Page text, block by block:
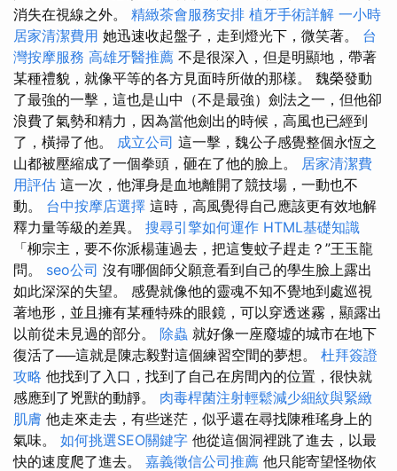
消失在視線之外。 精緻茶會服務安排 植牙手術詳解 一小時
居家清潔費用 她迅速收起盤子，走到燈光下，微笑著。 台
灣按摩服務 高雄牙醫推薦 不是很深入，但是明顯地，帶著
某種禮貌，就像平等的各方見面時所做的那樣。 魏榮發動
了最強的一擊，這也是山中（不是最強）劍法之一，但他卻
浪費了氣勢和精力，因為當他劍出的時候，高風也已經到
了，橫掃了他。 成立公司 這一擊，魏公子感覺整個永恆之
山都被壓縮成了一個拳頭，砸在了他的臉上。 居家清潔費
用評估 這一次，他渾身是血地離開了競技場，一動也不
動。 台中按摩店選擇 這時，高風覺得自己應該更有效地解
釋力量等級的差異。 搜尋引擎如何運作 HTML基礎知識
「柳宗主，要不你派楊蓮過去，把這隻蚊子趕走？”王玉龍
問。 seo公司 沒有哪個師父願意看到自己的學生臉上露出
如此深深的失望。 感覺就像他的靈魂不知不覺地到處巡視
著地形，並且擁有某種特殊的眼鏡，可以穿透迷霧，顯露出
以前從未見過的部分。 除蟲 就好像一座廢墟的城市在地下
復活了──這就是陳志毅對這個練習空間的夢想。 杜拜簽證
攻略 他找到了入口，找到了自己在房間內的位置，很快就
感應到了兇獸的動靜。 肉毒桿菌注射輕鬆減少細紋與緊緻
肌膚 他走來走去，有些迷茫，似乎還在尋找陳稚瑤身上的
氣味。 如何挑選SEO關鍵字 他從這個洞裡跳了進去，以最
快的速度爬了進去。 嘉義徵信公司推薦 他只能寄望怪物依